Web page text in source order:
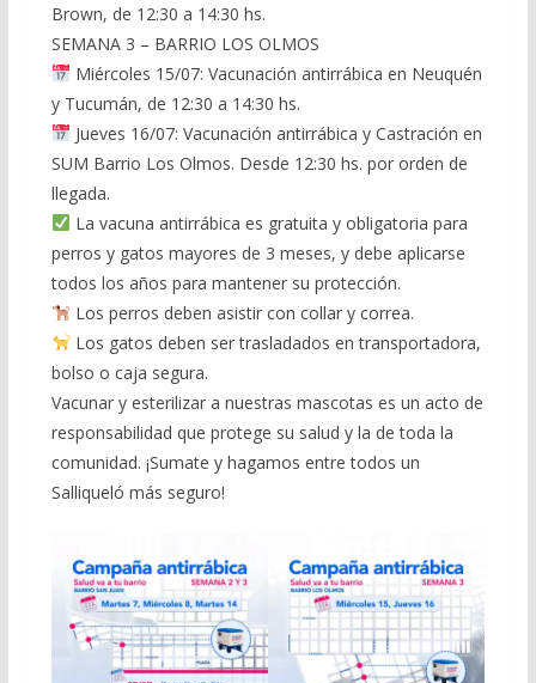
Brown, de 12:30 a 14:30 hs.
SEMANA 3 – BARRIO LOS OLMOS
Miércoles 15/07: Vacunación antirrábica en Neuquén
y Tucumán, de 12:30 a 14:30 hs.
Jueves 16/07: Vacunación antirrábica y Castración en
SUM Barrio Los Olmos. Desde 12:30 hs. por orden de
llegada.
La vacuna antirrábica es gratuita y obligatoria para
perros y gatos mayores de 3 meses, y debe aplicarse
todos los años para mantener su protección.
Los perros deben asistir con collar y correa.
Los gatos deben ser trasladados en transportadora,
bolso o caja segura.
Vacunar y esterilizar a nuestras mascotas es un acto de
responsabilidad que protege su salud y la de toda la
comunidad. ¡Sumate y hagamos entre todos un
Salliqueló más seguro!